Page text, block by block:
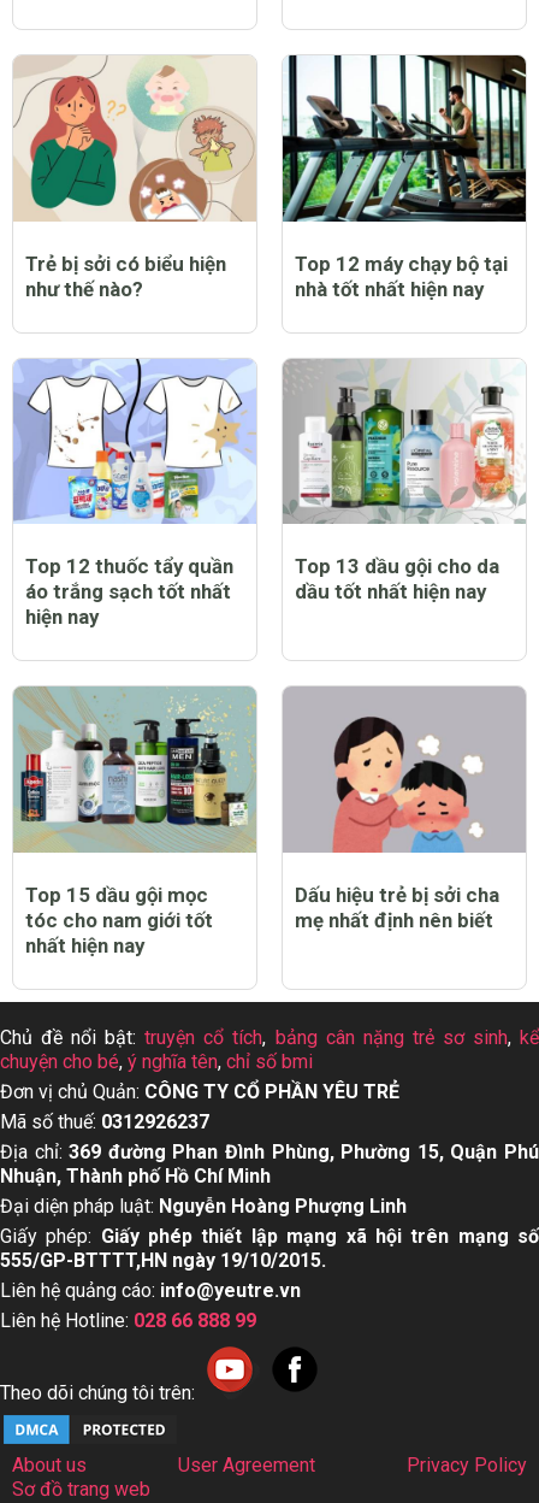
Trẻ bị sởi có biểu hiện
như thế nào?
Top 12 máy chạy bộ tại
nhà tốt nhất hiện nay
Top 12 thuốc tẩy quần
áo trắng sạch tốt nhất
hiện nay
Top 13 dầu gội cho da
dầu tốt nhất hiện nay
Top 15 dầu gội mọc
tóc cho nam giới tốt
nhất hiện nay
Dấu hiệu trẻ bị sởi cha
mẹ nhất định nên biết
Chủ đề nổi bật:truyện cổ tích, bảng cân nặng trẻ sơ sinh,kể
chuyện cho bé, ý nghĩa tên, chỉ số bmi
Đơn vị chủ Quản: CÔNG TY CỔ PHẦN YÊU TRẺ
Mã số thuế: 0312926237
Địa chỉ:369 đường Phan Đình Phùng, Phường 15, Quận Phú
Nhuận, Thành phố Hồ Chí Minh
Đại diện pháp luật: Nguyễn Hoàng Phượng Linh
Giấy phép: Giấy phép thiết lập mạng xã hội trên mạng số
555/GP-BTTTT,HN ngày 19/10/2015.
Liên hệ quảng cáo: info@yeutre.vn
Liên hệ Hotline: 028 66 888 99
Theo dõi chúng tôi trên:
About us User Agreement
Privacy Policy
Sơ đồ trang web